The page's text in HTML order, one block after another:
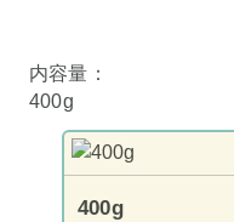
内容量：
400g
400g